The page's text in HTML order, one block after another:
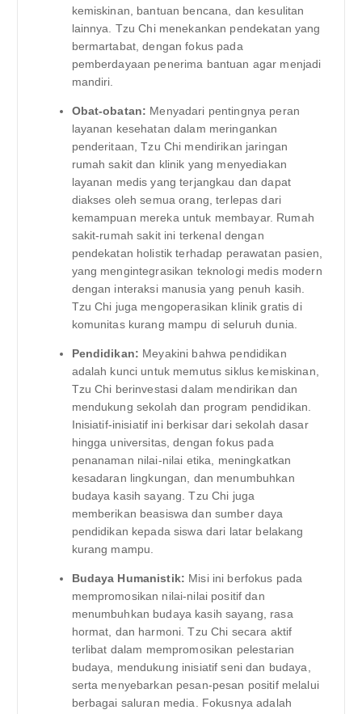
kemiskinan, bantuan bencana, dan kesulitan
lainnya. Tzu Chi menekankan pendekatan yang
bermartabat, dengan fokus pada
pemberdayaan penerima bantuan agar menjadi
mandiri.
Obat-obatan: Menyadari pentingnya peran
layanan kesehatan dalam meringankan
penderitaan, Tzu Chi mendirikan jaringan
rumah sakit dan klinik yang menyediakan
layanan medis yang terjangkau dan dapat
diakses oleh semua orang, terlepas dari
kemampuan mereka untuk membayar. Rumah
sakit-rumah sakit ini terkenal dengan
pendekatan holistik terhadap perawatan pasien,
yang mengintegrasikan teknologi medis modern
dengan interaksi manusia yang penuh kasih.
Tzu Chi juga mengoperasikan klinik gratis di
komunitas kurang mampu di seluruh dunia.
Pendidikan: Meyakini bahwa pendidikan
adalah kunci untuk memutus siklus kemiskinan,
Tzu Chi berinvestasi dalam mendirikan dan
mendukung sekolah dan program pendidikan.
Inisiatif-inisiatif ini berkisar dari sekolah dasar
hingga universitas, dengan fokus pada
penanaman nilai-nilai etika, meningkatkan
kesadaran lingkungan, dan menumbuhkan
budaya kasih sayang. Tzu Chi juga
memberikan beasiswa dan sumber daya
pendidikan kepada siswa dari latar belakang
kurang mampu.
Budaya Humanistik: Misi ini berfokus pada
mempromosikan nilai-nilai positif dan
menumbuhkan budaya kasih sayang, rasa
hormat, dan harmoni. Tzu Chi secara aktif
terlibat dalam mempromosikan pelestarian
budaya, mendukung inisiatif seni dan budaya,
serta menyebarkan pesan-pesan positif melalui
berbagai saluran media. Fokusnya adalah